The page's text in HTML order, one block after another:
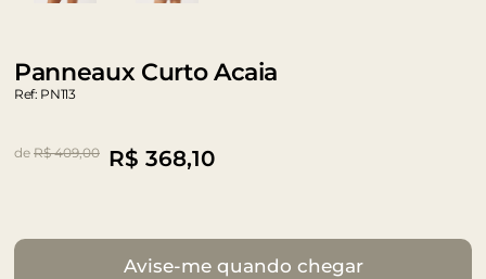
Panneaux Curto Acaia
Ref: PN113
de R$ 409,00 R$ 368,10
Avise-me quando chegar